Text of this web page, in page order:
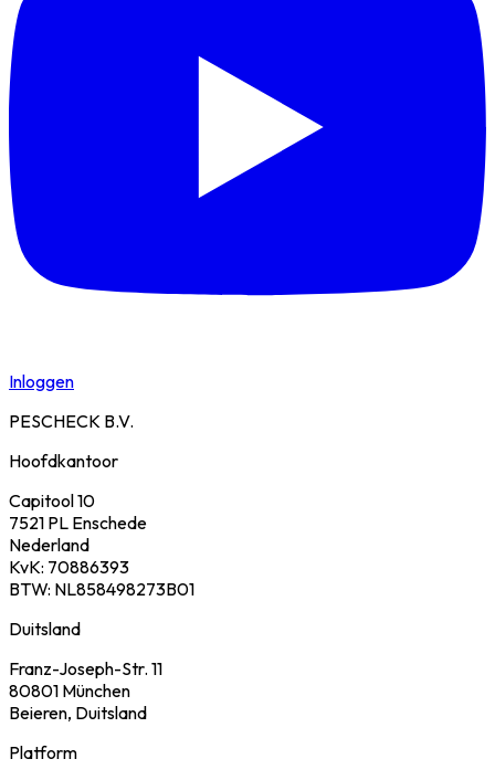
Inloggen
PESCHECK B.V.
Hoofdkantoor
Capitool 10
7521 PL Enschede
Nederland
KvK: 70886393
BTW: NL858498273B01
Duitsland
Franz-Joseph-Str. 11
80801 München
Beieren, Duitsland
Platform